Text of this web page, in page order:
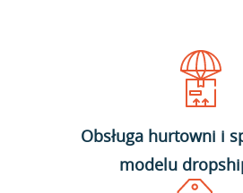
Obsługa hurtowni i
modelu